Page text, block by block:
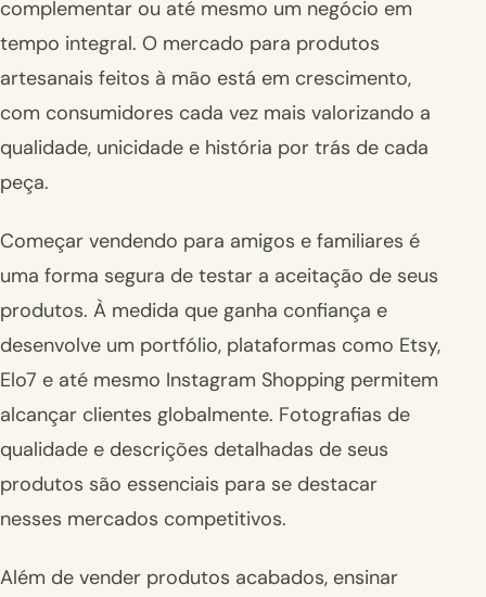
complementar ou até mesmo um negócio em
tempo integral. O mercado para produtos
artesanais feitos à mão está em crescimento,
com consumidores cada vez mais valorizando a
qualidade, unicidade e história por trás de cada
peça.
Começar vendendo para amigos e familiares é
uma forma segura de testar a aceitação de seus
produtos. À medida que ganha confiança e
desenvolve um portfólio, plataformas como Etsy,
Elo7 e até mesmo Instagram Shopping permitem
alcançar clientes globalmente. Fotografias de
qualidade e descrições detalhadas de seus
produtos são essenciais para se destacar
nesses mercados competitivos.
Além de vender produtos acabados, ensinar